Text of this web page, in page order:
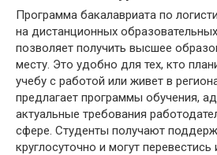
Программа бакалавриата по
на дистанционных
позволяет получить высшее
месту. Это удобно для тех, кто
учебу с работой или живет в
предлагает программы обучения,
актуальные требования
сфере. Студенты получают
круглосуточно и могут перевестись